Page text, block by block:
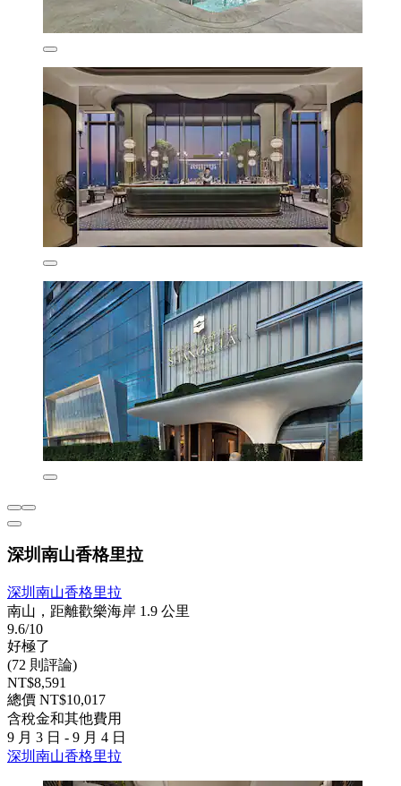
深圳南山香格里拉
深圳南山香格里拉
南山，距離歡樂海岸 1.9 公里
9.6/10
好極了
(72 則評論)
NT$8,591
總價 NT$10,017
含稅金和其他費用
9 月 3 日 - 9 月 4 日
深圳南山香格里拉